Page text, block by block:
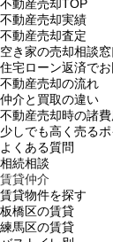
不動産売却TOP
不動産売却実績
不動産売却査定
空き家の売却相談窓
住宅ローン返済で
不動産売却の流れ
仲介と買取の違い
不動産売却時の諸費
少しでも高く売るポ
よくある質問
相続相談
賃貸仲介
賃貸物件を探す
板橋区の賃貸
練馬区の賃貸